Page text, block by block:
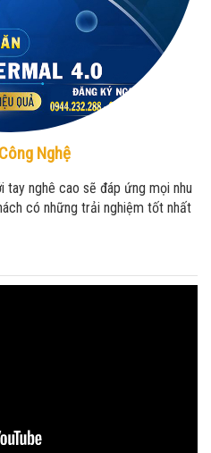
Nghệ
tay nghê cao sẽ đáp ứng mọi nhu
có những trải nghiệm tốt nhất